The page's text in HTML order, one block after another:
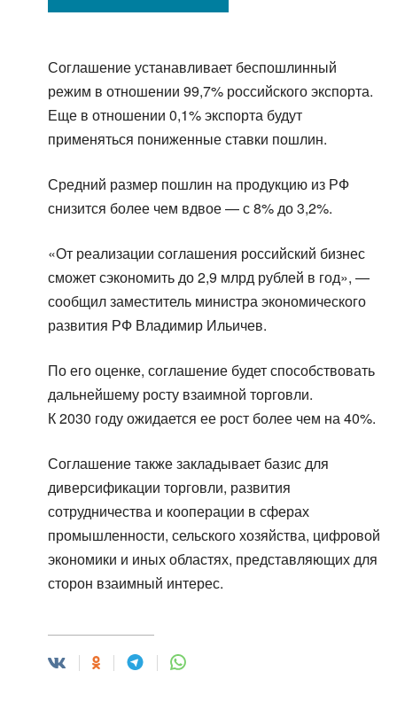
Соглашение устанавливает беспошлинный
режим в отношении 99,7% российского экспорта.
Еще в отношении 0,1% экспорта будут
применяться пониженные ставки пошлин.
Средний размер пошлин на продукцию из РФ
снизится более чем вдвое — с 8% до 3,2%.
«От реализации соглашения российский бизнес
сможет сэкономить до 2,9 млрд рублей в год», —
сообщил заместитель министра экономического
развития РФ Владимир Ильичев.
По его оценке, соглашение будет способствовать
дальнейшему росту взаимной торговли.
К 2030 году ожидается ее рост более чем на 40%.
Соглашение также закладывает базис для
диверсификации торговли, развития
сотрудничества и кооперации в сферах
промышленности, сельского хозяйства, цифровой
экономики и иных областях, представляющих для
сторон взаимный интерес.